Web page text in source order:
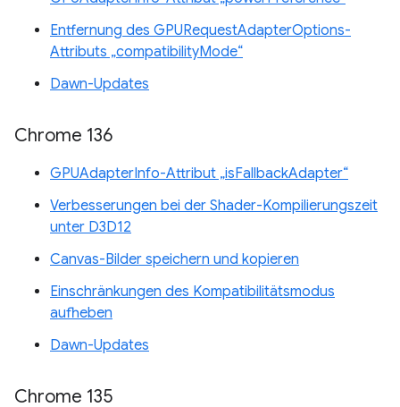
Entfernung des GPURequestAdapterOptions-
Attributs „compatibilityMode“
Dawn-Updates
Chrome 136
GPUAdapterInfo-Attribut „isFallbackAdapter“
Verbesserungen bei der Shader-Kompilierungszeit
unter D3D12
Canvas-Bilder speichern und kopieren
Einschränkungen des Kompatibilitätsmodus
aufheben
Dawn-Updates
Chrome 135